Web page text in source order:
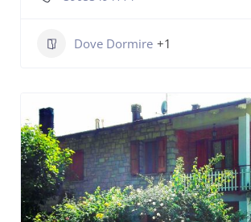
Dove Dormire +1